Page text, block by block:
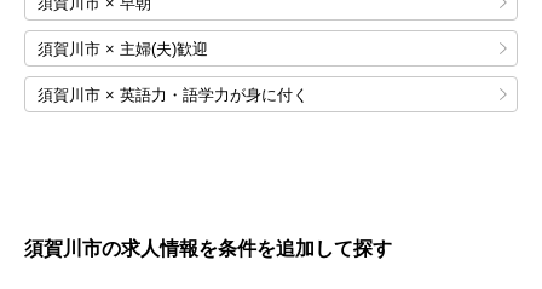
須賀川市 × 主婦(夫)歓迎
須賀川市 × 英語力・語学力が身に付く
須賀川市の求人情報を条件を追加して探す